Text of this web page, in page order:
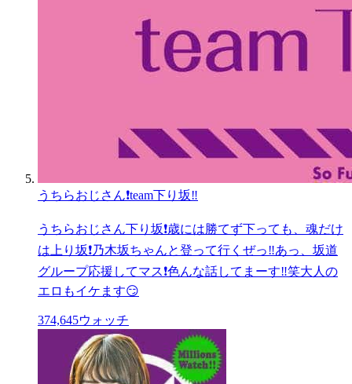
うちらおじさん❗️team下り坂‼️
うちらおじさん下り坂❗️歳には勝てず下っても、魂だけ
は上り坂❗️乃木坂ちゃんと登って行くぜっ‼️あっ、坂道
グループ応援してマス❗️色んな話してまーす‼️笑大人の
エロもイケます😏
374,645ウォッチ